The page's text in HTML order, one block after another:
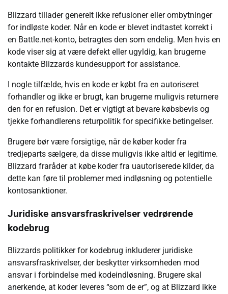
Blizzard tillader generelt ikke refusioner eller ombytninger
for indløste koder. Når en kode er blevet indtastet korrekt i
en Battle.net-konto, betragtes den som endelig. Men hvis en
kode viser sig at være defekt eller ugyldig, kan brugerne
kontakte Blizzards kundesupport for assistance.
I nogle tilfælde, hvis en kode er købt fra en autoriseret
forhandler og ikke er brugt, kan brugerne muligvis returnere
den for en refusion. Det er vigtigt at bevare købsbevis og
tjekke forhandlerens returpolitik for specifikke betingelser.
Brugere bør være forsigtige, når de køber koder fra
tredjeparts sælgere, da disse muligvis ikke altid er legitime.
Blizzard fraråder at købe koder fra uautoriserede kilder, da
dette kan føre til problemer med indløsning og potentielle
kontosanktioner.
Juridiske ansvarsfraskrivelser vedrørende
kodebrug
Blizzards politikker for kodebrug inkluderer juridiske
ansvarsfraskrivelser, der beskytter virksomheden mod
ansvar i forbindelse med kodeindløsning. Brugere skal
anerkende, at koder leveres “som de er”, og at Blizzard ikke